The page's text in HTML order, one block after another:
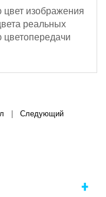
изображения
реальных
цветопередачи
Следующий
+